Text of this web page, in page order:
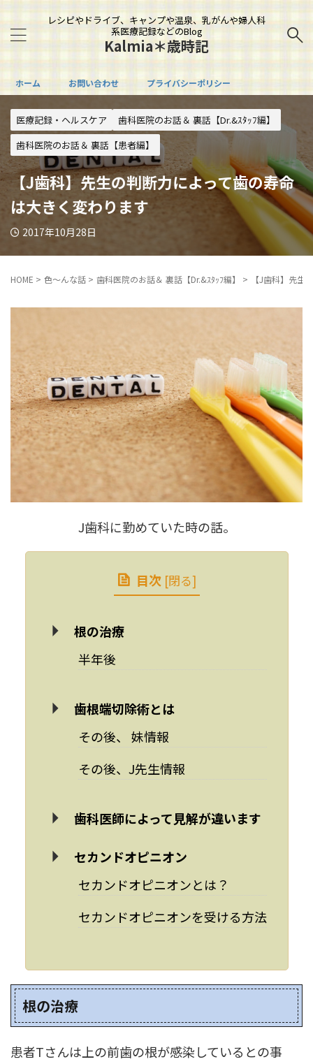
レシピやドライブ、キャンプや温泉、乳がんや婦人科
系医療記録などのBlog
Kalmia＊歳時記
ホーム お問い合わせ プライバシーポリシー
医療記録・ヘルスケア
歯科医院のお話＆ 裏話【Dr.&ｽﾀｯﾌ編】
歯科医院のお話＆ 裏話【患者編】
【J歯科】先生の判断力によって歯の寿命
は大きく変わります
2017年10月28日
HOME > 色～んな話 > 歯科医院のお話＆ 裏話【Dr.&ｽﾀｯﾌ編】 > 【J歯科】先生
J歯科に勤めていた時の話。
目次 [閉る]
根の治療
半年後
歯根端切除術とは
その後、 妹情報
その後、J先生情報
歯科医師によって見解が違います
セカンドオピニオン
セカンドオピニオンとは？
セカンドオピニオンを受ける方法
根の治療
患者Tさんは上の前歯の根が感染しているとの事